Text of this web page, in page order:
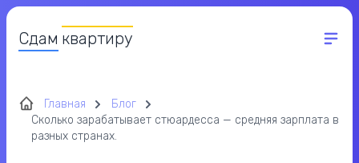
Сдам квартиру
Главная
Блог
Сколько зарабатывает стюардесса — средняя зарплата в
разных странах.